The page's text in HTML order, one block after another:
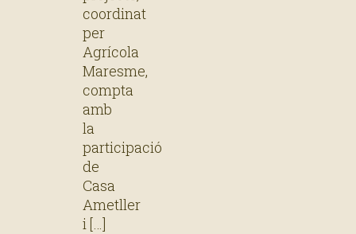
coordinat
per
Agrícola
Maresme,
compta
amb
la
participació
de
Casa
Ametller
i